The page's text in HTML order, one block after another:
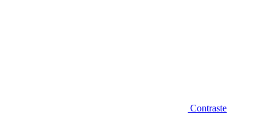
Contraste